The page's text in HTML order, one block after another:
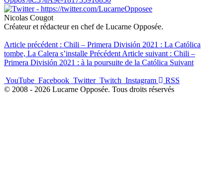
Nicolas Cougot
Créateur et rédacteur en chef de Lucarne Opposée.
Article précédent : Chili – Primera División 2021 : La Católica
tombe, La Calera s’installe Précédent Article suivant : Chili –
Primera División 2021 : à la poursuite de la Católica Suivant
YouTube Facebook Twitter Twitch Instagram
RSS
© 2008 - 2026 Lucarne Opposée. Tous droits réservés